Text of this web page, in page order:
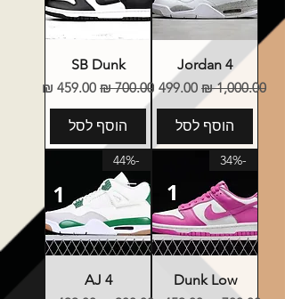
Jordan 4
מחיר רגיל מחיר מבצע
הוסף לסל
SB Dunk
מחיר רגילמחיר מבצע
הוסף לסל
-34%
Dunk Low
-44%
AJ 4